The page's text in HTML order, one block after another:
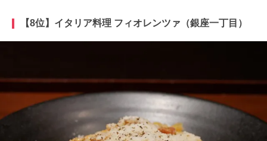
【8位】イタリア料理 フィオレンツァ（銀座一丁目）